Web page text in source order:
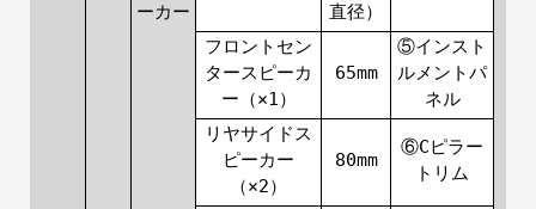
ーカー
直径）
フロントセン
タースピーカ
ー（×1）
65mm
⑤インスト
ルメントパ
ネル
リヤサイドス
ピーカー
（×2）
80mm
⑥Cピラー
トリム